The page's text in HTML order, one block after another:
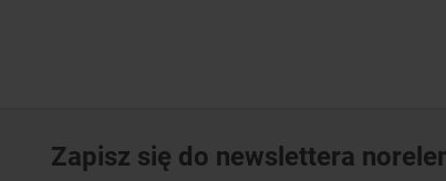
Zapisz się do newslettera